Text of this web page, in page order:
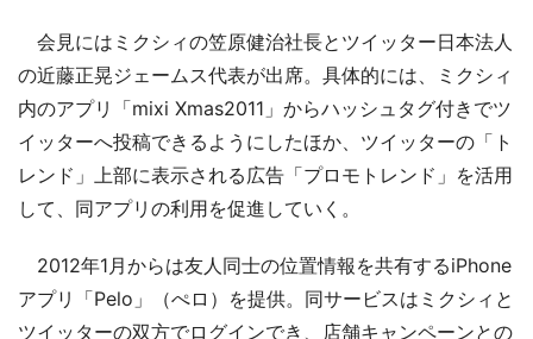
会見にはミクシィの笠原健治社長とツイッター日本法人
の近藤正晃ジェームス代表が出席。具体的には、ミクシィ
内のアプリ「mixi Xmas2011」からハッシュタグ付きでツ
イッターへ投稿できるようにしたほか、ツイッターの「ト
レンド」上部に表示される広告「プロモトレンド」を活用
して、同アプリの利用を促進していく。
2012年1月からは友人同士の位置情報を共有するiPhone
アプリ「Pelo」（ぺロ）を提供。同サービスはミクシィと
ツイッターの双方でログインでき、店舗キャンペーンとの